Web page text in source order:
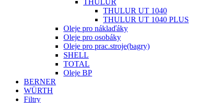
THULUR
THULUR UT 1040
THULUR UT 1040 PLUS
Oleje pro náklaďáky
Oleje pro osobáky
Oleje pro prac.stroje(bagry)
SHELL
TOTAL
Oleje BP
BERNER
WÜRTH
Filtry